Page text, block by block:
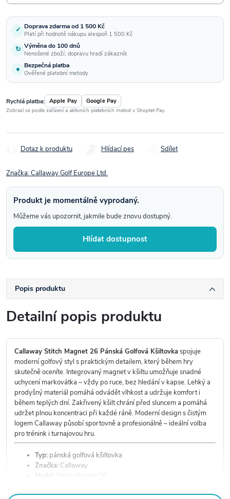
✓ Doprava zdarma od 1 500 Kč
Platí při hodnotě nákupu alespoň 1 500 Kč
↻ Výměna do 100 dnů
Nenošené zboží; dopravu hradí zákazník
● Bezpečná platba
Ověřené platební metody
Rychlá platba: Apple Pay Google Pay
Zobrazí se podle zařízení a aktivních platebních metod v Shoptet Pay.
Dotaz k produktu Hlídací pes Sdílet
Značka:Callaway Golf Europe Ltd.
Produkt je momentálně vyprodaný.
Můžeme vás upozornit, jakmile bude znovu dostupný.
Hlídat dostupnost
Popis produktu
Detailní popis produktu
Callaway Stitch Magnet 26 Pánská Golfová Kšiltovkaspojuje
moderní golfový styl s praktickým detailem, který během hry
skutečně oceníte. Integrovaný magnet v kšiltu umožňuje snadné
uchycení markovátka – vždy po ruce, bez hledání v kapse. Lehký a
prodyšný materiál pomáhá odvádět vlhkost a udržuje komfort i
během teplých dní. Zakřivený kšilt chrání před sluncem a pomáhá
udržet plnou koncentraci při každé ráně. Moderní design s čistým
logem Callaway působí sportovně a profesionálně – ideální volba
pro trénink i turnajovou hru.
Typ: pánská golfová kšiltovka
Značka: Callaway
Model: Stitch Magnet 26
Střih:klasický, strukturovaný